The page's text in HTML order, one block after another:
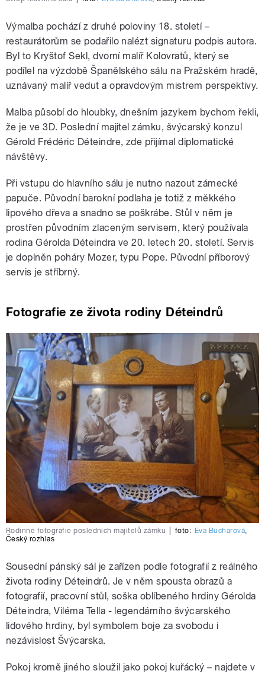
Výmalba pochází z druhé poloviny 18. století –
restaurátorům se podařilo nalézt signaturu podpis autora.
Byl to Kryštof Sekl, dvorní malíř Kolovratů, který se
podílel na výzdobě Španělského sálu na Pražském hradě,
uznávaný malíř vedut a opravdovým mistrem perspektivy.
Malba působí do hloubky, dnešním jazykem bychom řekli,
že je ve 3D. Poslední majitel zámku, švýcarský konzul
Gérold Frédéric Déteindre, zde přijímal diplomatické
návštěvy.
Při vstupu do hlavního sálu je nutno nazout zámecké
papuče. Původní barokní podlaha je totiž z měkkého
lipového dřeva a snadno se poškrábe. Stůl v něm je
prostřen původním zlaceným servisem, který používala
rodina Gérolda Déteindra ve 20. letech 20. století. Servis
je doplněn poháry Mozer, typu Pope. Původní příborový
servis je stříbrný.
Fotografie ze života rodiny Déteindrů
Rodinné fotografie posledních majitelů zámku foto: Eva Bucharová,
Český rozhlas
Sousední pánský sál je zařízen podle fotografií z reálného
života rodiny Déteindrů. Je v něm spousta obrazů a
fotografií, pracovní stůl, soška oblíbeného hrdiny Gérolda
Déteindra, Viléma Tella - legendárního švýcarského
lidového hrdiny, byl symbolem boje za svobodu i
nezávislost Švýcarska.
Pokoj kromě jiného sloužil jako pokoj kuřácký – najdete v